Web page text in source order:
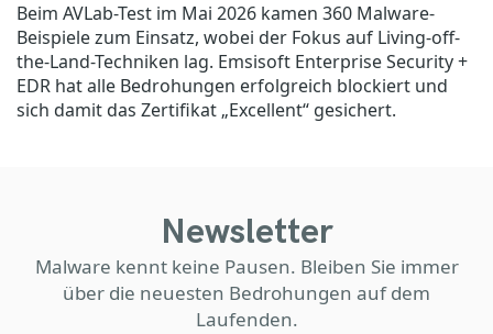
Beim AVLab-Test im Mai 2026 kamen 360 Malware-
Beispiele zum Einsatz, wobei der Fokus auf Living-off-
the-Land-Techniken lag. Emsisoft Enterprise Security +
EDR hat alle Bedrohungen erfolgreich blockiert und
sich damit das Zertifikat „Excellent“ gesichert.
Newsletter
Malware kennt keine Pausen. Bleiben Sie immer
über die neuesten Bedrohungen auf dem
Laufenden.